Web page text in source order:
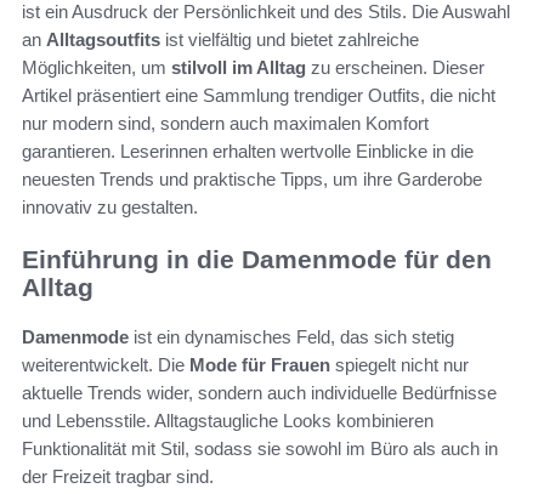
ist ein Ausdruck der Persönlichkeit und des Stils. Die Auswahl
an Alltagsoutfits ist vielfältig und bietet zahlreiche
Möglichkeiten, um stilvoll im Alltag zu erscheinen. Dieser
Artikel präsentiert eine Sammlung trendiger Outfits, die nicht
nur modern sind, sondern auch maximalen Komfort
garantieren. Leserinnen erhalten wertvolle Einblicke in die
neuesten Trends und praktische Tipps, um ihre Garderobe
innovativ zu gestalten.
Einführung in die Damenmode für den
Alltag
Damenmode ist ein dynamisches Feld, das sich stetig
weiterentwickelt. Die Mode für Frauen spiegelt nicht nur
aktuelle Trends wider, sondern auch individuelle Bedürfnisse
und Lebensstile. Alltagstaugliche Looks kombinieren
Funktionalität mit Stil, sodass sie sowohl im Büro als auch in
der Freizeit tragbar sind.